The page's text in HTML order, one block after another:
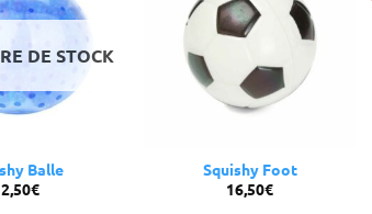
DE STOCK
Balle
€
Squishy Foot
16,50€